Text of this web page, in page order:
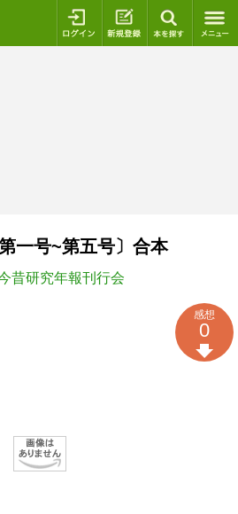
ログイン 新規登録
一号~第五号〕合本
昔研究年報刊行会
感想
0